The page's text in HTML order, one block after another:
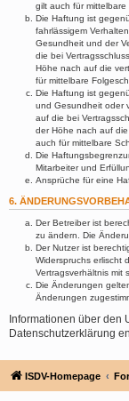
gilt auch für
Die Haftung ist
fahrlässigem
Gesundheit und der
die bei
Höhe nach auf die
für mittelbare
Die Haftung ist
und Gesundheit oder
auf die bei
der Höhe nach auf
auch für mittelbare
Die
Mitarbeiter und
Ansprüche für eine
6.
Der Betreiber ist
zu ändern. Die
Der Nutzer ist
Widerspruchs erlischt
Vertragsverhältnis mit
Die Änderungen
Änderungen
Informationen über den
Datenschutzerklärung
ISDV-Homepage